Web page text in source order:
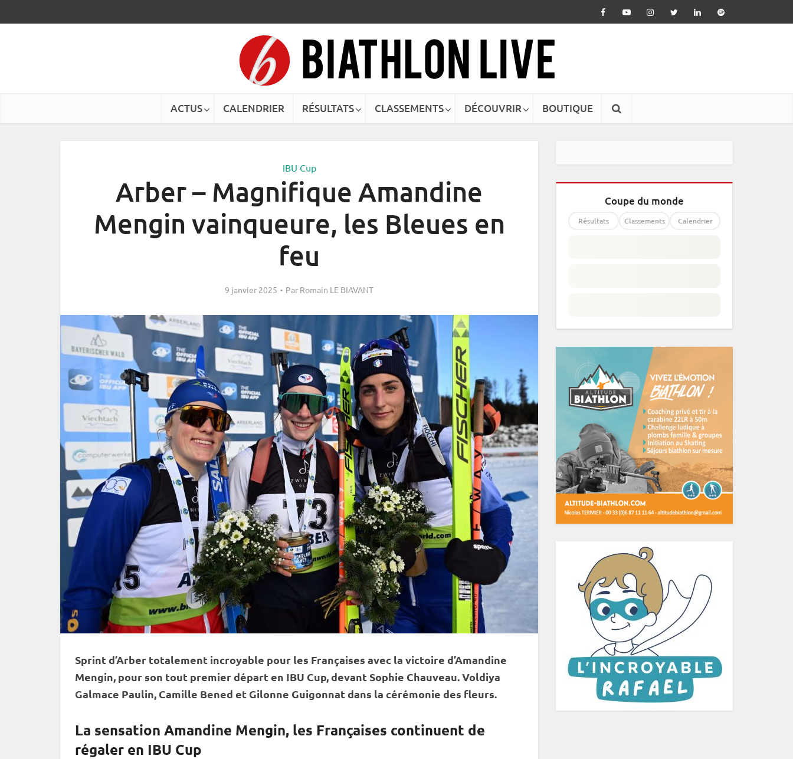
ACTUS CALENDRIER RÉSULTATS CLASSEMENTS DÉCOUVRIR BOUTIQUE
IBU Cup
Arber – Magnifique Amandine
Mengin vainqueure, les Bleues en
feu
9 janvier 2025 Par Romain LE BIAVANT
Sprintd’Arber totalement incroyable pour les Françaises avec la victoire d’Amandine
Mengin, pour son tout premier départ en IBU Cup, devant Sophie Chauveau. Voldiya
Galmace Paulin, Camille Bened et Gilonne Guigonnat dans la cérémonie des fleurs.
La sensation Amandine Mengin, les Françaises continuent de
régaler en IBU Cup
Coupe du monde
Résultats Classements Calendrier